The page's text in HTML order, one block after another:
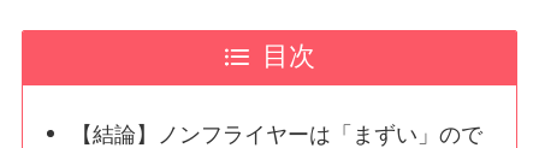
目次
【結論】ノンフライヤーは「まずい」ので